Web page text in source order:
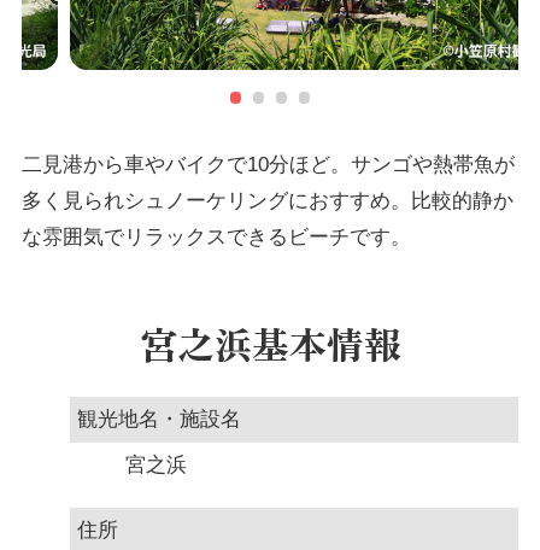
二見港から車やバイクで10分ほど。サンゴや熱帯魚が
多く見られシュノーケリングにおすすめ。比較的静か
な雰囲気でリラックスできるビーチです。
宮之浜基本情報
観光地名・施設名
宮之浜
住所